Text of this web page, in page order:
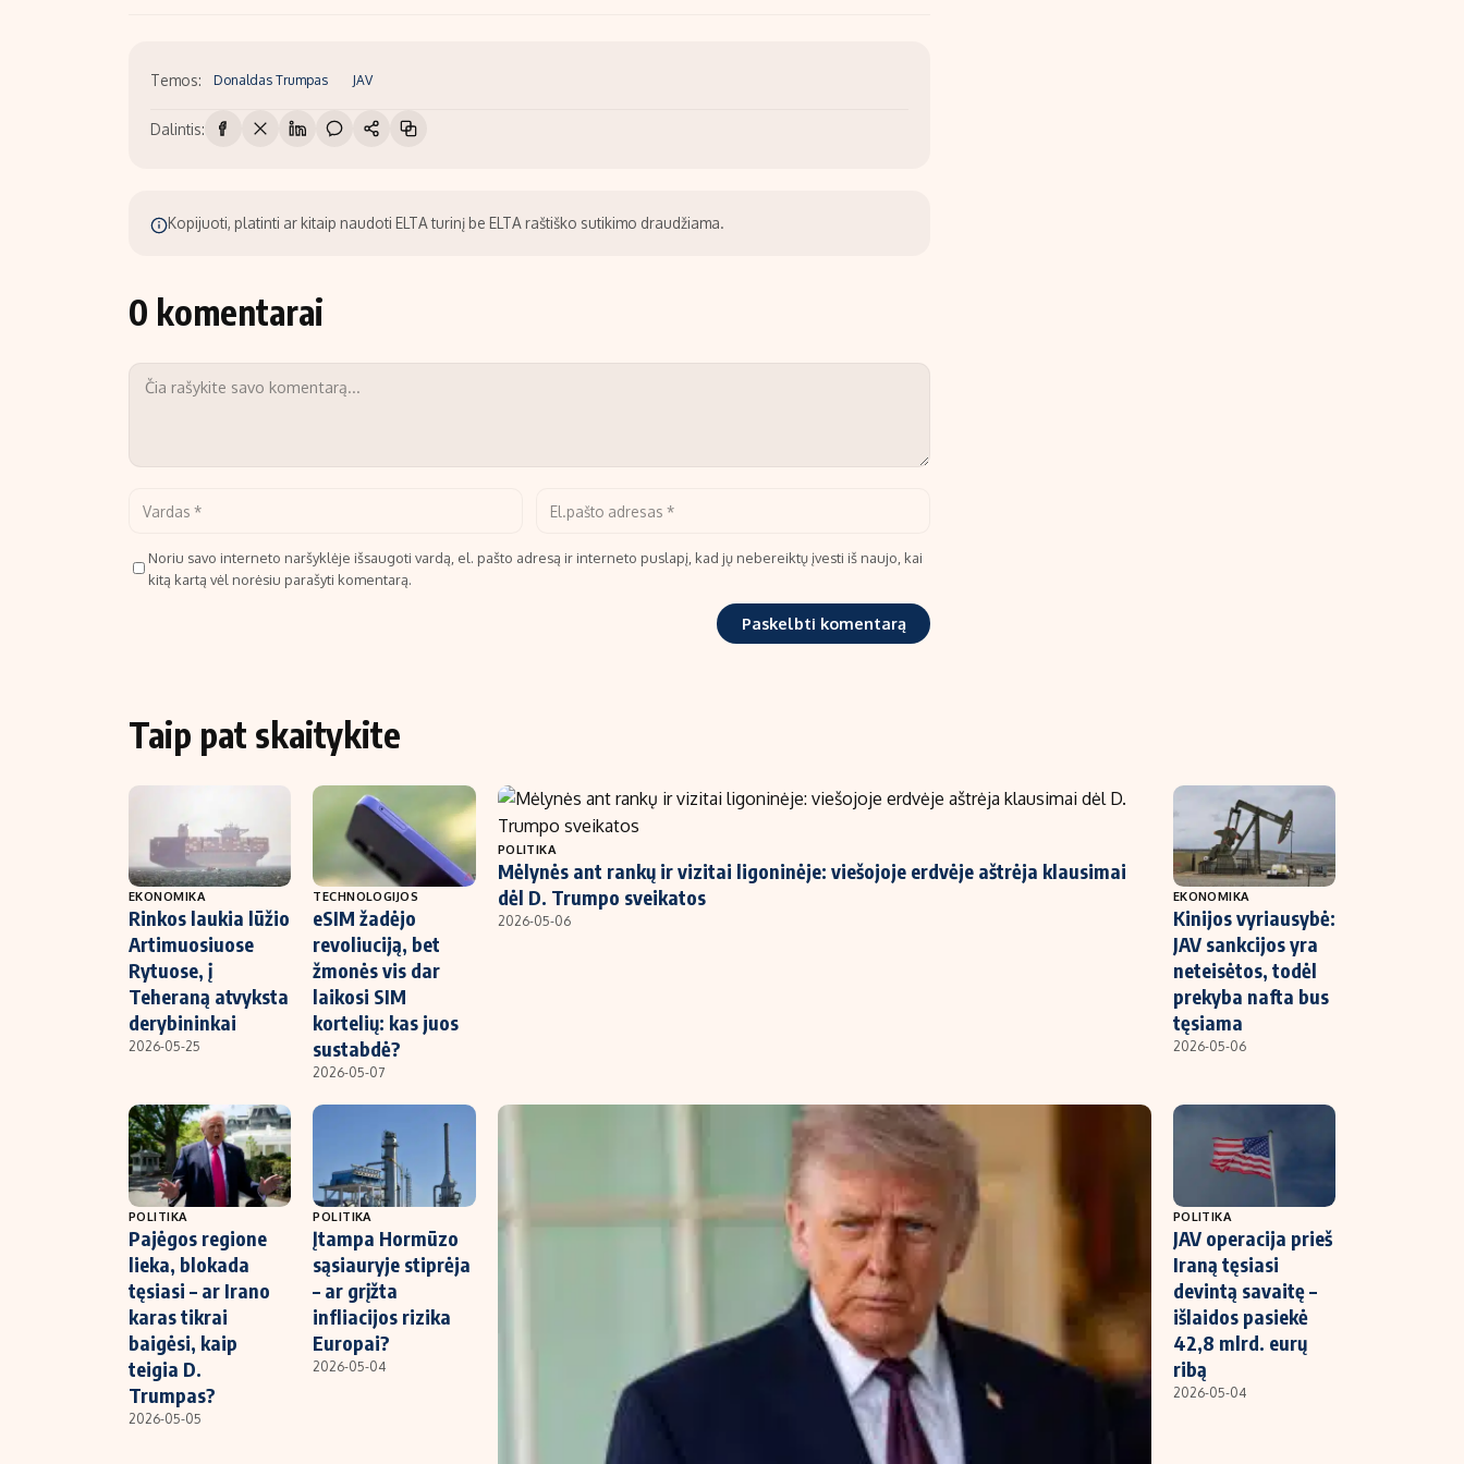
Temos: Donaldas Trumpas JAV
Dalintis:
Kopijuoti, platinti ar kitaip naudoti ELTA turinį be ELTA raštiško sutikimo draudžiama.
0 komentarai
Noriu savo interneto naršyklėje išsaugoti vardą, el. pašto adresą ir interneto puslapį, kad jų nebereiktų įvesti iš naujo, kai
kitą kartą vėl norėsiu parašyti komentarą.
Taip pat skaitykite
EKONOMIKA
Rinkos laukia lūžio
Artimuosiuose
Rytuose, į
Teheraną atvyksta
derybininkai
2026-05-25
TECHNOLOGIJOS
eSIM žadėjo
revoliuciją, bet
žmonės vis dar
laikosi SIM
kortelių: kas juos
sustabdė?
2026-05-07
POLITIKA
Mėlynės ant rankų ir vizitai ligoninėje: viešojoje erdvėje aštrėja klausimai
dėl D. Trumpo sveikatos
2026-05-06
EKONOMIKA
Kinijos vyriausybė:
JAV sankcijos yra
neteisėtos, todėl
prekyba nafta bus
tęsiama
2026-05-06
POLITIKA
Pajėgos regione
lieka, blokada
tęsiasi – ar Irano
karas tikrai
baigėsi, kaip
teigia D.
Trumpas?
2026-05-05
POLITIKA
Įtampa Hormūzo
sąsiauryje stiprėja
– ar grįžta
infliacijos rizika
Europai?
2026-05-04
POLITIKA
JAV operacija prieš
Iraną tęsiasi
devintą savaitę –
išlaidos pasiekė
42,8 mlrd. eurų
ribą
2026-05-04